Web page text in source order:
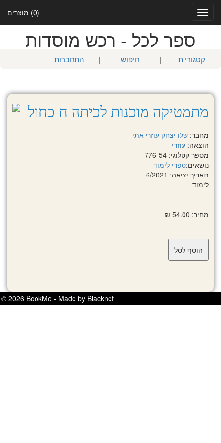
(0) מוצרים
Toggle
navigation
ספר לכל - רכש מוסדות
קטגוריות | חיפוש | התחברות
מתמטיקה מוכנות לכיתה ח כחול
מחבר: שלו יצחק עוזרי אתי
הוצאה: עוזרי
מספר קטלוגי: 776-54
נושאים:ספרי לימוד
תאריך יציאה: 6/2021
לימוד
מחיר: 54.00 ₪
© 2026 BookMe - Made by Blacknet